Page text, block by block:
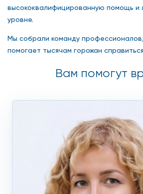
высококвалифицированную помощь и
уровне.
Мы собрали команду
помогает тысячам горожан
Вам помогут